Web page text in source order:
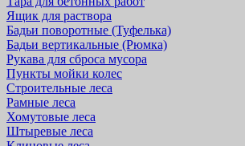
Ящик для раствора
Бадьи поворотные (Туфелька)
Бадьи вертикальные (Рюмка)
Рукава для сброса мусора
Пункты мойки колес
Строительные леса
Рамные леса
Хомутовые леса
Штыревые леса